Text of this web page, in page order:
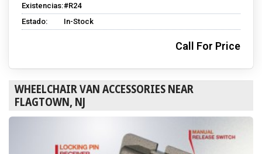
Existencias:#R24
Estado:
In-Stock
Call For Price
WHEELCHAIR VAN ACCESSORIES NEAR
FLAGTOWN, NJ